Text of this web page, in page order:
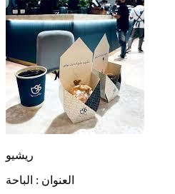
ريشيو
العنوان : الباحة